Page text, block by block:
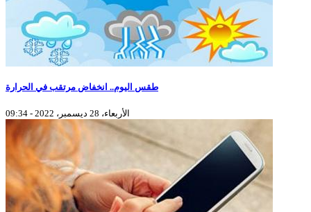
طقس اليوم.. انخفاض مرتقب في الحرارة
الأربعاء، 28 ديسمبر، 2022 - 09:34